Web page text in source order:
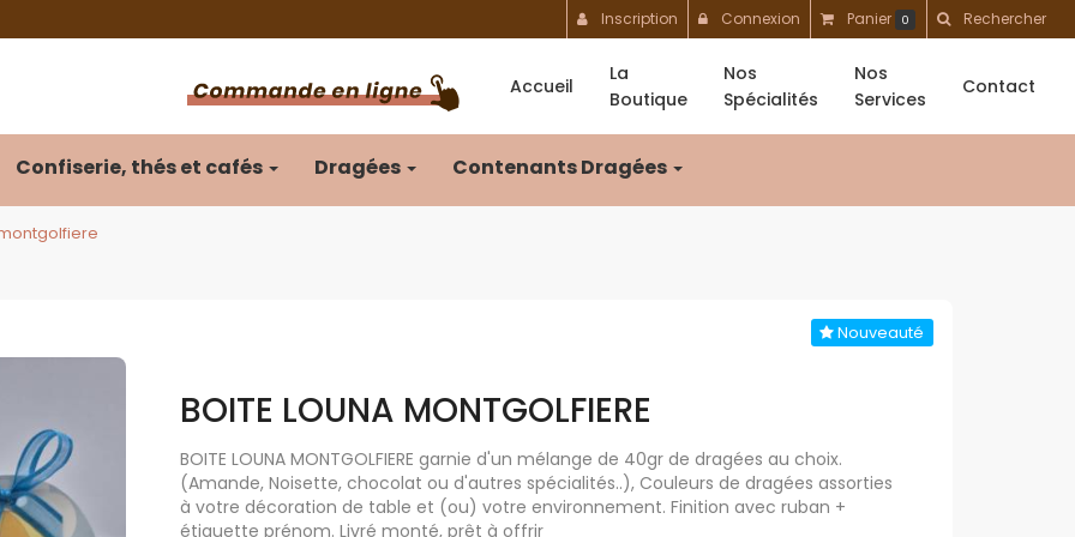
Accueil
La
Boutique
Nos
Spécialités
Nos
Services
Contact
Confiserie, thés et cafés Dragées Contenants Dragées
Nouveauté
BOITE LOUNA MONTGOLFIERE
BOITE LOUNA MONTGOLFIERE garnie d'un mélange de 40gr de dragées au choix.
(Amande, Noisette, chocolat ou d'autres spécialités..), Couleurs de dragées assorties
à votre décoration de table et (ou) votre environnement. Finition avec ruban +
étiquette prénom. Livré monté, prêt à offrir
Inscription Connexion Panier 0 Rechercher